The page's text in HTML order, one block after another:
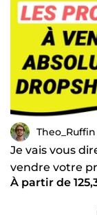
Theo_Ruffin
Je vais vous
vendre votre
produits
À partir de